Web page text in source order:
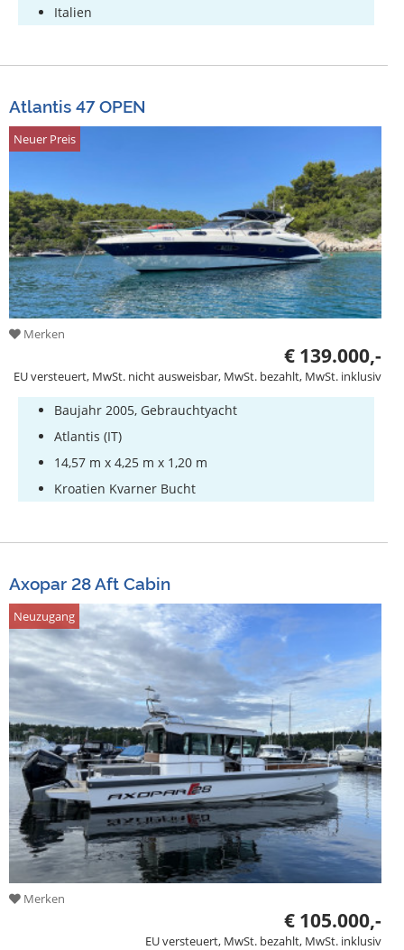
Italien
Atlantis 47 OPEN
Neuer Preis
Merken
€ 139.000,-
EU versteuert, MwSt. nicht ausweisbar, MwSt. bezahlt, MwSt. inklusiv
Baujahr 2005, Gebrauchtyacht
Atlantis (IT)
14,57 m x 4,25 m x 1,20 m
Kroatien Kvarner Bucht
Axopar 28 Aft Cabin
Neuzugang
Merken
€ 105.000,-
EU versteuert, MwSt. bezahlt, MwSt. inklusiv